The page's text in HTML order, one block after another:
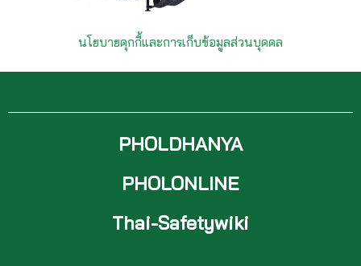
นโยบายคุกกี้และการเก็บข้อมูลส่วนบุคคล
PHOLDHANYA
PHOLONLINE
Thai-Safetywiki